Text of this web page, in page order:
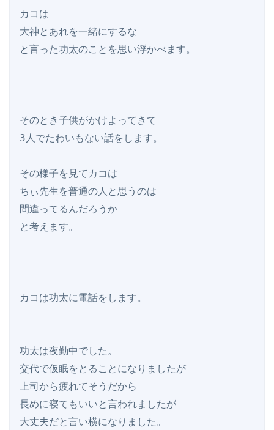
カコは
大神とあれを一緒にするな
と言った功太のことを思い浮かべます。
そのとき子供がかけよってきて
3人でたわいもない話をします。
その様子を見てカコは
ちぃ先生を普通の人と思うのは
間違ってるんだろうか
と考えます。
カコは功太に電話をします。
功太は夜勤中でした。
交代で仮眠をとることになりましたが
上司から疲れてそうだから
長めに寝てもいいと言われましたが
大丈夫だと言い横になりました。